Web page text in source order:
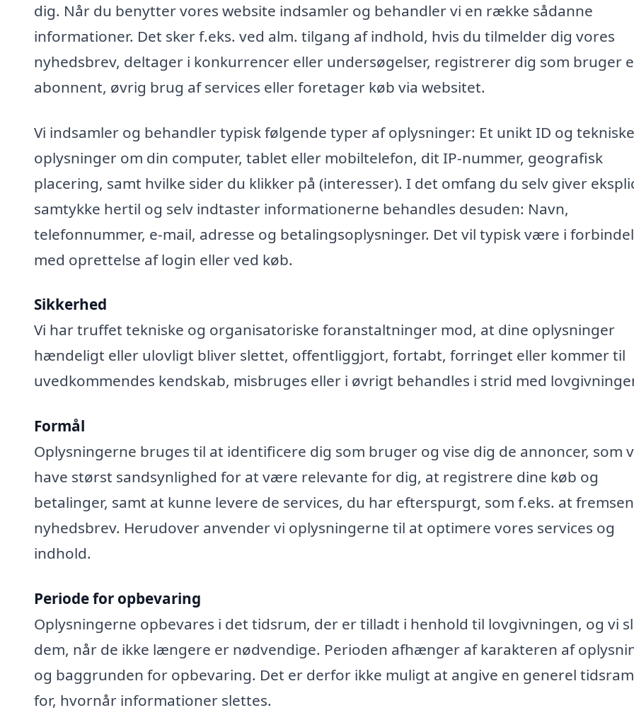
dig. Når du benytter vores website indsamler og behandler vi en række sådanne
informationer. Det sker f.eks. ved alm. tilgang af indhold, hvis du tilmelder dig vores
nyhedsbrev, deltager i konkurrencer eller undersøgelser, registrerer dig som bruger
abonnent, øvrig brug af services eller foretager køb via websitet.
Vi indsamler og behandler typisk følgende typer af oplysninger: Et unikt ID og tekniske
oplysninger om din computer, tablet eller mobiltelefon, dit IP-nummer, geografisk
placering, samt hvilke sider du klikker på (interesser). I det omfang du selv giver
samtykke hertil og selv indtaster informationerne behandles desuden: Navn,
telefonnummer, e-mail, adresse og betalingsoplysninger. Det vil typisk være i
med oprettelse af login eller ved køb.
Sikkerhed
Vi har truffet tekniske og organisatoriske foranstaltninger mod, at dine oplysninger
hændeligt eller ulovligt bliver slettet, offentliggjort, fortabt, forringet eller kommer til
uvedkommendes kendskab, misbruges eller i øvrigt behandles i strid med
Formål
Oplysningerne bruges til at identificere dig som bruger og vise dig de annoncer, som
have størst sandsynlighed for at være relevante for dig, at registrere dine køb og
betalinger, samt at kunne levere de services, du har efterspurgt, som f.eks. at
nyhedsbrev. Herudover anvender vi oplysningerne til at optimere vores services og
indhold.
Periode for opbevaring
Oplysningerne opbevares i det tidsrum, der er tilladt i henhold til lovgivningen, og vi
dem, når de ikke længere er nødvendige. Perioden afhænger af karakteren af
og baggrunden for opbevaring. Det er derfor ikke muligt at angive en generel
for, hvornår informationer slettes.